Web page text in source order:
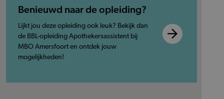
Benieuwd naar de opleiding?
Lijkt jou deze opleiding ook leuk? Bekijk dan
de BBL-opleiding Apothekersassistent bij
MBO Amersfoort en ontdek jouw
mogelijkheden!